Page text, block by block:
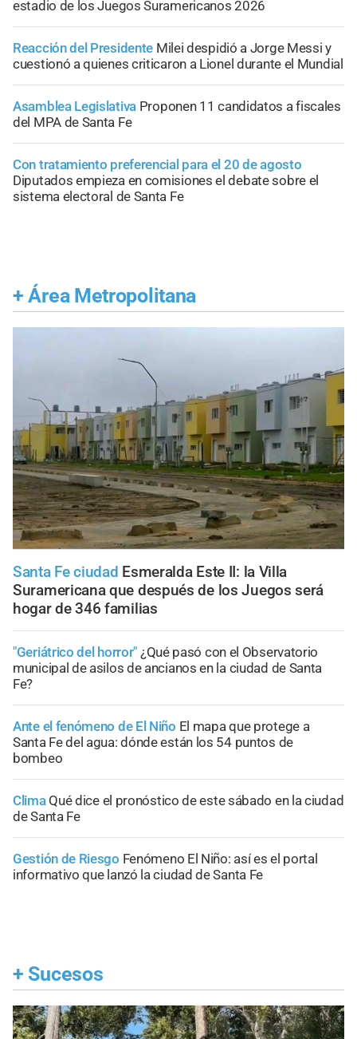
estadio de los Juegos Suramericanos 2026
Reacción del Presidente Milei despidió a Jorge Messi y
cuestionó a quienes criticaron a Lionel durante el Mundial
Asamblea Legislativa Proponen 11 candidatos a fiscales
del MPA de Santa Fe
Con tratamiento preferencial para el 20 de agosto
Diputados empieza en comisiones el debate sobre el
sistema electoral de Santa Fe
+ Área Metropolitana
Santa Fe ciudad Esmeralda Este II: la Villa
Suramericana que después de los Juegos será
hogar de 346 familias
"Geriátrico del horror" ¿Qué pasó con el Observatorio
municipal de asilos de ancianos en la ciudad de Santa
Fe?
Ante el fenómeno de El Niño El mapa que protege a
Santa Fe del agua: dónde están los 54 puntos de
bombeo
Clima Qué dice el pronóstico de este sábado en la ciudad
de Santa Fe
Gestión de Riesgo Fenómeno El Niño: así es el portal
informativo que lanzó la ciudad de Santa Fe
+ Sucesos